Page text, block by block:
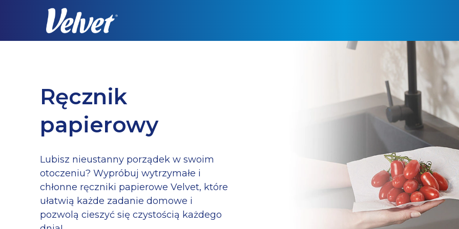
Ręcznik
papierowy
Lubisz nieustanny porządek w swoim
otoczeniu? Wypróbuj wytrzymałe i
chłonne ręczniki papierowe Velvet, które
ułatwią każde zadanie domowe i
pozwolą cieszyć się czystością każdego